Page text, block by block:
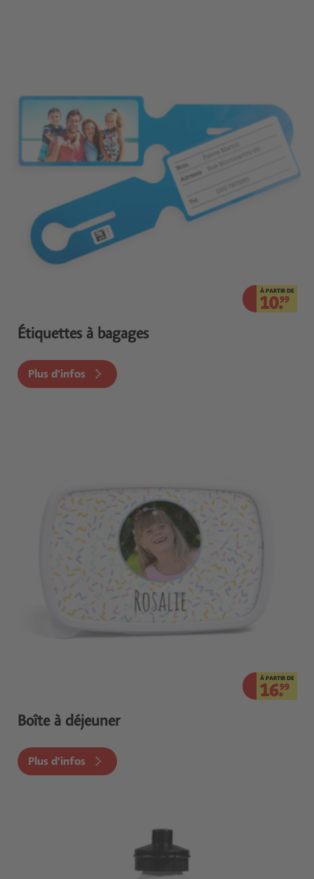
À PARTIR DE
10.99
Étiquettes à bagages
Plus d'infos
À PARTIR DE
16.99
Boîte à déjeuner
Plus d'infos